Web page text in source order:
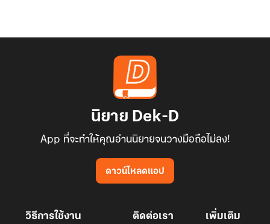
นิยาย Dek-D
App ที่จะทำให้คุณอ่านนิยายจนวางมือถือไม่ลง!
ดาวน์โหลดแอป
วิธีการใช้งาน ติดต่อเรา เพิ่มเติม